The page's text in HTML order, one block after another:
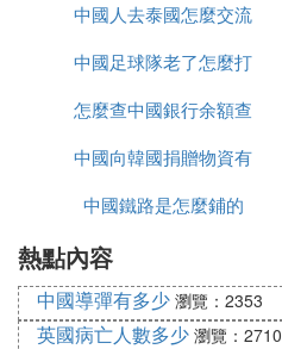
線播放
中國人去泰國怎麼交流
中國足球隊老了怎麼打
亞洲杯
怎麼查中國銀行余額查
詢
中國向韓國捐贈物資有
哪些
中國鐵路是怎麼鋪的
熱點內容
中國導彈有多少 瀏覽：2353
英國病亡人數多少 瀏覽：2710